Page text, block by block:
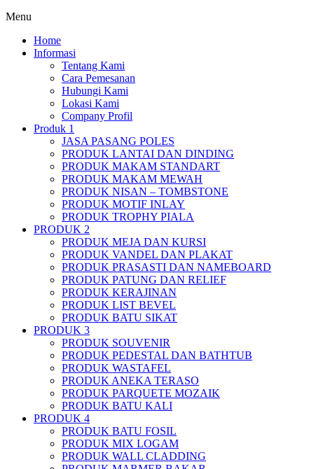
Menu
Home
Informasi
Tentang Kami
Cara Pemesanan
Hubungi Kami
Lokasi Kami
Company Profil
Produk 1
JASA PASANG POLES
PRODUK LANTAI DAN DINDING
PRODUK MAKAM STANDART
PRODUK MAKAM MEWAH
PRODUK NISAN – TOMBSTONE
PRODUK MOTIF INLAY
PRODUK TROPHY PIALA
PRODUK 2
PRODUK MEJA DAN KURSI
PRODUK VANDEL DAN PLAKAT
PRODUK PRASASTI DAN NAMEBOARD
PRODUK PATUNG DAN RELIEF
PRODUK KERAJINAN
PRODUK LIST BEVEL
PRODUK BATU SIKAT
PRODUK 3
PRODUK SOUVENIR
PRODUK PEDESTAL DAN BATHTUB
PRODUK WASTAFEL
PRODUK ANEKA TERASO
PRODUK PARQUETE MOZAIK
PRODUK BATU KALI
PRODUK 4
PRODUK BATU FOSIL
PRODUK MIX LOGAM
PRODUK WALL CLADDING